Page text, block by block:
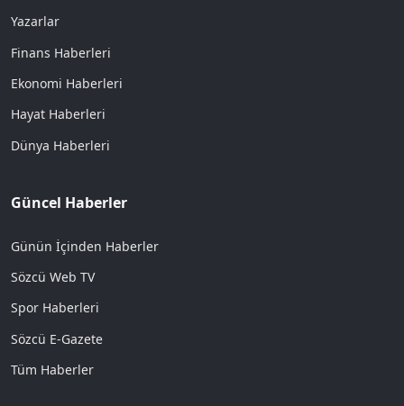
Yazarlar
Finans Haberleri
Ekonomi Haberleri
Hayat Haberleri
Dünya Haberleri
Güncel Haberler
Günün İçinden Haberler
Sözcü Web TV
Spor Haberleri
Sözcü E-Gazete
Tüm Haberler